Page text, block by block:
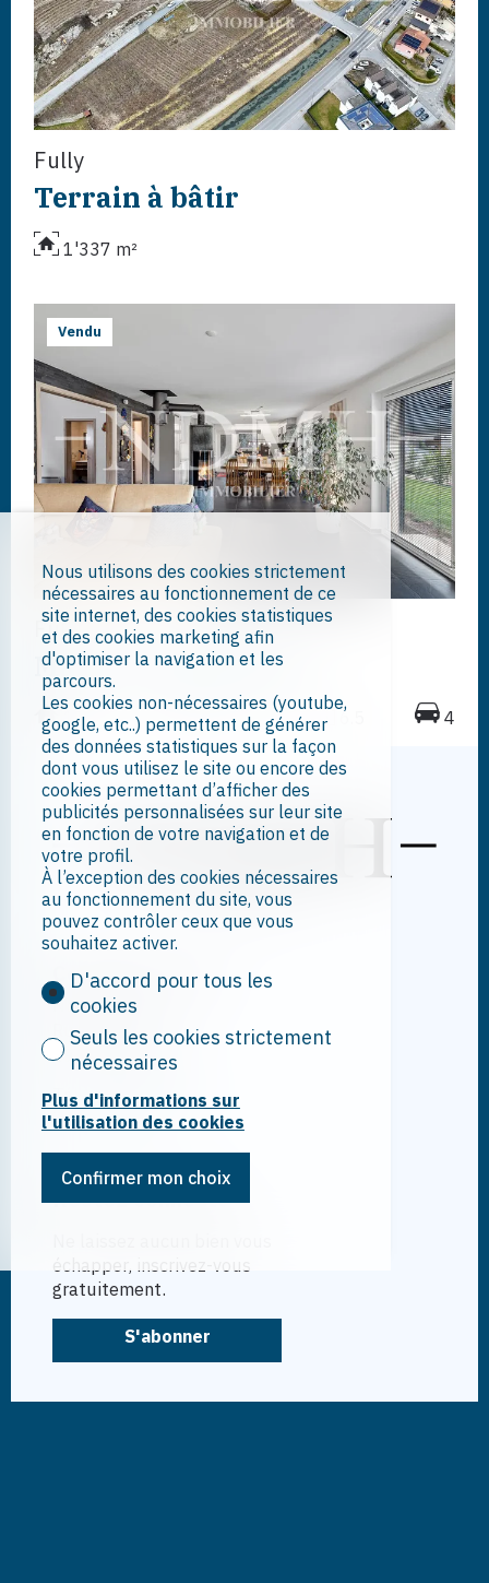
Fully
Terrain à bâtir
1'337 m²
Vendu
Fully
Maison individuelle
175 m² 791 m² 6.5 4
Contactez-nous
NDMH Sàrl
Rue de la Poste 7
1920 Martigny
Tél. 027 722 80 00
info@ndmh.ch
Restez connecté
gratuitement.
S'abonner
Nous utilisons des cookies strictement
nécessaires au fonctionnement de ce
site internet, des cookies statistiques
et des cookies marketing afin
d'optimiser la navigation et les
parcours.
Les cookies non-nécessaires (youtube,
google, etc..) permettent de générer
des données statistiques sur la façon
dont vous utilisez le site ou encore des
cookies permettant d’afficher des
publicités personnalisées sur leur site
en fonction de votre navigation et de
votre profil.
À l’exception des cookies nécessaires
au fonctionnement du site, vous
pouvez contrôler ceux que vous
souhaitez activer.
D'accord pour tous les
cookies
Seuls les cookies strictement
nécessaires
Plus d'informations sur
l'utilisation des cookies
Confirmer mon choix